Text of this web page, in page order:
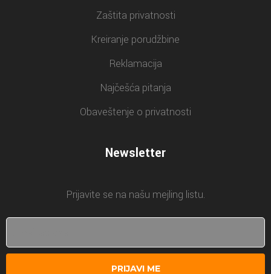
Zaštita privatnosti
Kreiranje porudžbine
Reklamacija
Najčešća pitanja
Obaveštenje o privatnosti
Newsletter
Prijavite se na našu mejling listu.
PRIJAVI ME